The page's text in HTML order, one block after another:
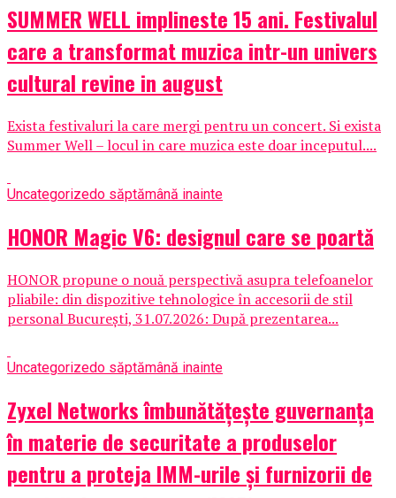
SUMMER WELL implineste 15 ani. Festivalul
care a transformat muzica intr-un univers
cultural revine in august
Exista festivaluri la care mergi pentru un concert. Si exista
Summer Well – locul in care muzica este doar inceputul....
Uncategorizedo săptămână inainte
HONOR Magic V6: designul care se poartă
HONOR propune o nouă perspectivă asupra telefoanelor
pliabile: din dispozitive tehnologice în accesorii de stil
personal București, 31.07.2026: După prezentarea...
Uncategorizedo săptămână inainte
Zyxel Networks îmbunătățește guvernanța
în materie de securitate a produselor
pentru a proteja IMM-urile și furnizorii de